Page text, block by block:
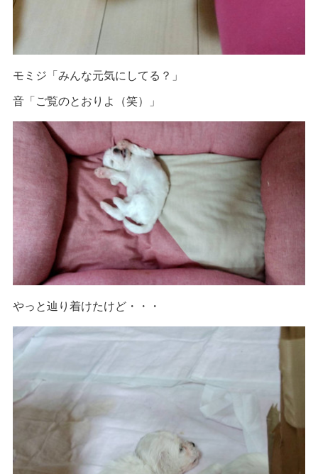
モミジ「みんな元気にしてる？」
音「ご覧のとおりよ（笑）」
やっと辿り着けたけど・・・